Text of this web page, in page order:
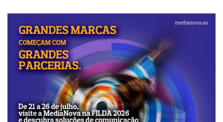
bovino e caprino.
Ainda assim, revelou a nossa fonte, as
autoridades policiais naquele município da
província da Huíla estão preocupadas com a
existência de casos de roubo e furto de
motorizadas, com recurso a armas de fogo e
brancas.